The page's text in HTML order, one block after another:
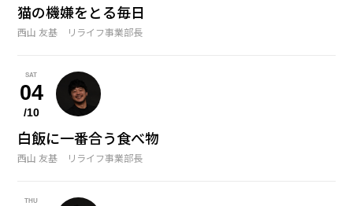
猫の機嫌をとる毎日
西山 友基 リライフ事業部長
SAT
04
/10
白飯に一番合う食べ物
西山 友基 リライフ事業部長
THU